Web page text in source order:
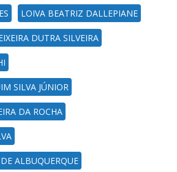
LOIVA BEATRIZ DALLEPIANE
DUTRA SILVEIRA
SILVA JÚNIOR
DA ROCHA
ALBUQUERQUE